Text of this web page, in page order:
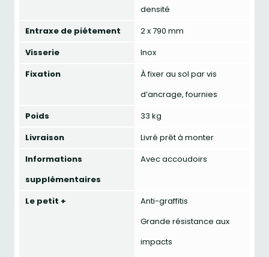
densité
Entraxe de piétement
2 x 790 mm
Visserie
Inox
Fixation
À fixer au sol par vis
d’ancrage, fournies
Poids
33 kg
Livraison
Livré prêt à monter
Informations
supplémentaires
Avec accoudoirs
Le petit +
Anti-graffitis
Grande résistance aux
impacts